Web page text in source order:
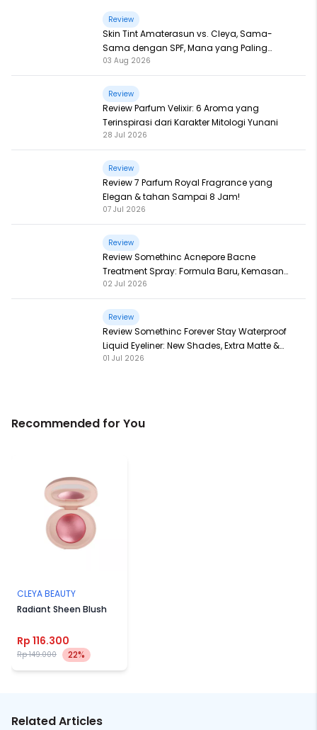
Review
Skin Tint Amaterasun vs. Cleya, Sama-
Sama dengan SPF, Mana yang Paling
Nampol?
03 Aug 2026
Review
Review Parfum Velixir: 6 Aroma yang
Terinspirasi dari Karakter Mitologi Yunani
28 Jul 2026
Review
Review 7 Parfum Royal Fragrance yang
Elegan & tahan Sampai 8 Jam!
07 Jul 2026
Review
Review Somethinc Acnepore Bacne
Treatment Spray: Formula Baru, Kemasan
Baru, Makin Ampuh!
02 Jul 2026
Review
Review Somethinc Forever Stay Waterproof
Liquid Eyeliner: New Shades, Extra Matte &
Super Pigmented!
01 Jul 2026
Recommended for You
CLEYA BEAUTY
Radiant Sheen Blush
Rp 116.300
Rp 149.000 22%
Related Articles